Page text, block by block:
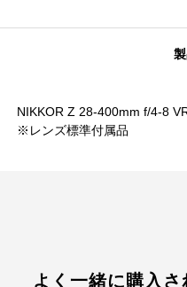
NIKKOR Z 28-400mm f/4-8
※レンズ標準付属品
よく一緒に購入